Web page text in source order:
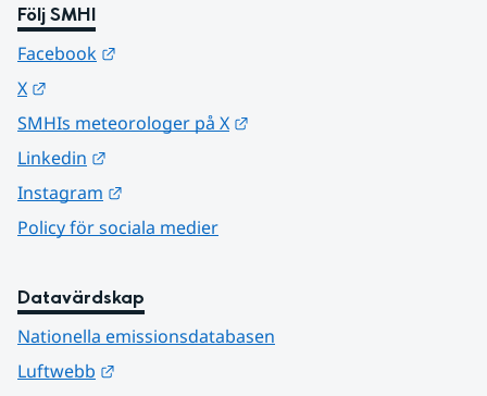
Följ SMHI
Facebook
X
SMHIs meteorologer på X
Linkedin
Instagram
Policy för sociala medier
Datavärdskap
Nationella emissionsdatabasen
Luftwebb